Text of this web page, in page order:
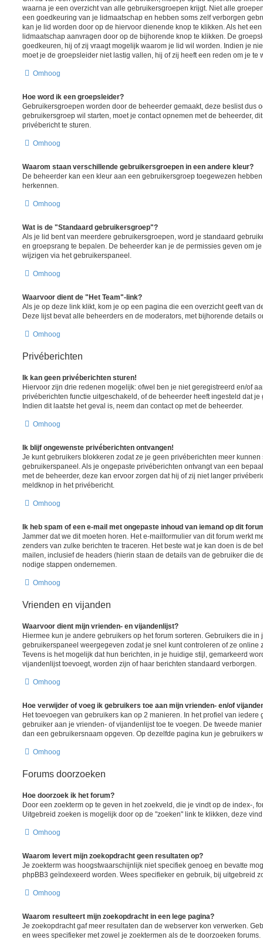
waarna je een overzicht van alle gebruikersgroepen krijgt. Niet alle
een goedkeuring van je lidmaatschap en hebben soms zelf verborgen
kan je lid worden door op de hiervoor dienende knop te klikken. Als het
lidmaatschap aanvragen door op de bijhorende knop te klikken. De
goedkeuren, hij of zij vraagt mogelijk waarom je lid wil worden. Indien je
moet je de groepsleider niet lastig vallen, hij of zij heeft een reden om je te
Omhoog
Hoe word ik een groepsleider?
Gebruikersgroepen worden door de beheerder gemaakt, deze beslist dus
gebruikersgroep wil starten, moet je contact opnemen met de beheerder,
privébericht te sturen.
Omhoog
Waarom staan verschillende gebruikersgroepen in een andere kleur?
De beheerder kan een kleur aan een gebruikersgroep toegewezen
herkennen.
Omhoog
Wat is de "Standaard gebruikersgroep"?
Als je lid bent van meerdere gebruikersgroepen, word je standaard
en groepsrang te bepalen. De beheerder kan je de permissies geven om
wijzigen via het gebruikerspaneel.
Omhoog
Waarvoor dient de "Het Team"-link?
Als je op deze link klikt, kom je op een pagina die een overzicht geeft van
Deze lijst bevat alle beheerders en de moderators, met bijhorende details
Omhoog
Privéberichten
Ik kan geen privéberichten sturen!
Hiervoor zijn drie redenen mogelijk: ofwel ben je niet geregistreerd en/of
privéberichten functie uitgeschakeld, of de beheerder heeft ingesteld dat
Indien dit laatste het geval is, neem dan contact op met de beheerder.
Omhoog
Ik blijf ongewenste privéberichten ontvangen!
Je kunt gebruikers blokkeren zodat ze je geen privéberichten meer kunnen
gebruikerspaneel. Als je ongepaste privéberichten ontvangt van een
met de beheerder, deze kan ervoor zorgen dat hij of zij niet langer
meldknop in het privébericht.
Omhoog
Ik heb spam of een e-mail met ongepaste inhoud van iemand op dit
Jammer dat we dit moeten horen. Het e-mailformulier van dit forum werkt
zenders van zulke berichten te traceren. Het beste wat je kan doen is de
mailen, inclusief de headers (hierin staan de details van de gebruiker die
nodige stappen ondernemen.
Omhoog
Vrienden en vijanden
Waarvoor dient mijn vrienden- en vijandenlijst?
Hiermee kun je andere gebruikers op het forum sorteren. Gebruikers die
gebruikerspaneel weergegeven zodat je snel kunt controleren of ze online
Tevens is het mogelijk dat hun berichten, in je huidige stijl, gemarkeerd
vijandenlijst toevoegt, worden zijn of haar berichten standaard verborgen.
Omhoog
Hoe verwijder of voeg ik gebruikers toe aan mijn vrienden- en/of
Het toevoegen van gebruikers kan op 2 manieren. In het profiel van iedere
gebruiker aan je vrienden- of vijandenlijst toe te voegen. De tweede
dan een gebruikersnaam opgeven. Op dezelfde pagina kun je gebruikers
Omhoog
Forums doorzoeken
Hoe doorzoek ik het forum?
Door een zoekterm op te geven in het zoekveld, die je vindt op de index-,
Uitgebreid zoeken is mogelijk door op de "zoeken" link te klikken, deze
Omhoog
Waarom levert mijn zoekopdracht geen resultaten op?
Je zoekterm was hoogstwaarschijnlijk niet specifiek genoeg en bevatte
phpBB3 geïndexeerd worden. Wees specifieker en gebruik, bij uitgebreid
Omhoog
Waarom resulteert mijn zoekopdracht in een lege pagina?
Je zoekopdracht gaf meer resultaten dan de webserver kon verwerken.
en wees specifieker met zowel je zoektermen als de te doorzoeken forums.